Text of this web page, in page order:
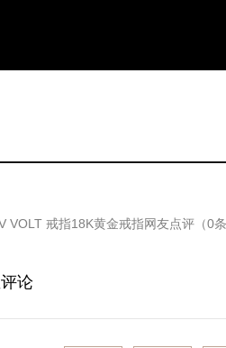
VOLT 戒指18K黄金戒指网友点评（0
论